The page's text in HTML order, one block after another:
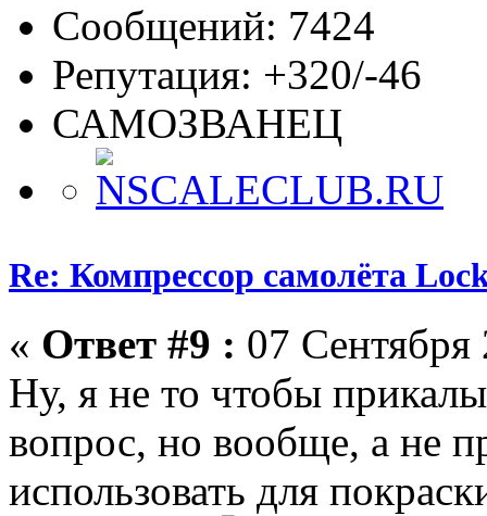
Сообщений: 7424
Репутация: +320/-46
САМОЗВАНЕЦ
Re: Компрессор самолёта
« Ответ #9 : 07
Ну, я не то чтобы
вопрос, но вообще, а не
использовать для